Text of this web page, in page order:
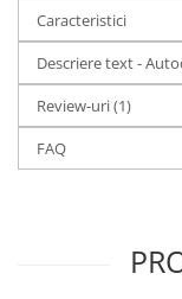
Caracteristici
Descriere text -
Review-uri(1)
FAQ